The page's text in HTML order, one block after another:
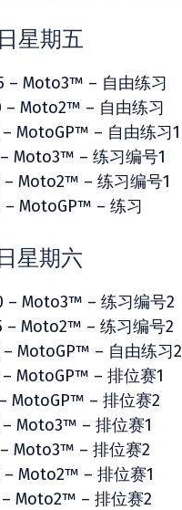
星期五
– Moto3™ – 自由练习
– Moto2™ – 自由练习
– MotoGP™ – 自由练习1
– Moto3™ – 练习编号1
– Moto2™ – 练习编号1
– MotoGP™ – 练习
星期六
– Moto3™ – 练习编号2
– Moto2™ – 练习编号2
– MotoGP™ – 自由练习2
– MotoGP™ – 排位赛1
– MotoGP™ – 排位赛2
– Moto3™ – 排位赛1
– Moto3™ – 排位赛2
– Moto2™ – 排位赛1
– Moto2™ – 排位赛2